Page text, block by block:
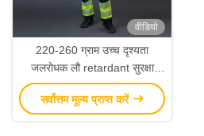
वीडियो
220-260 ग्राम उच्च दृश्यता
जलरोधक लौ retardant सुरक्षा
उद्योग श्रमिकों के लिए कार्य सूट
सर्वोत्तम मूल्य प्राप्त करें